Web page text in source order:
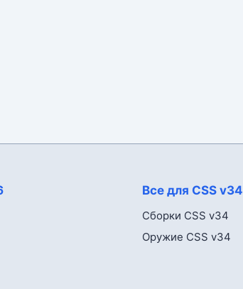
Все для CSS v34
Сборки CSS v34
Оружие CSS v34